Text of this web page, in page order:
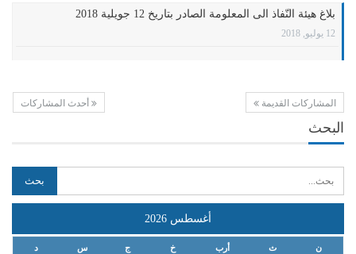
بلاغ هيئة النّفاذ الى المعلومة الصادر بتاريخ 12 جويلية 2018
12 يوليو, 2018
المشاركات القديمة أحدث المشاركات
البحث
أغسطس 2026
ن ث أرب خ ج س د